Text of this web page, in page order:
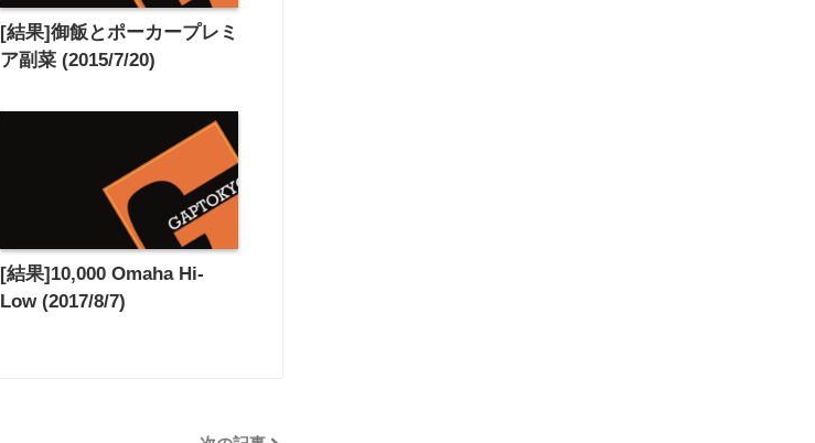
[結果]御飯とポーカープレミ
ア副菜 (2015/7/20)
[結果]10,000 Omaha Hi-
Low (2017/8/7)